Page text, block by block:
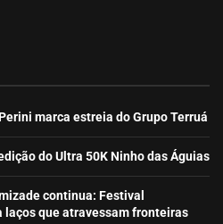
marca estreia do Grupo Terruá
do Ultra 50K Ninho das Águias
continua: Festival
que atravessam fronteiras